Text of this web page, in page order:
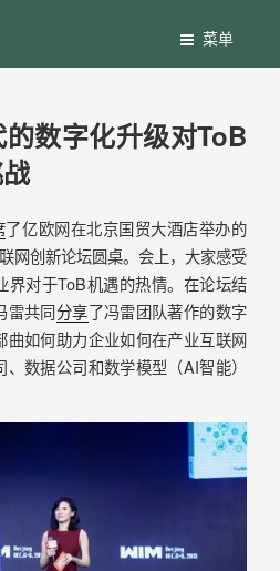
菜单
数字化升级对ToB
了亿欧网在北京国贸大酒店举办的
网创新论坛圆桌。会上，大家感受
界对于ToB机遇的热情。在论坛结
雷共同分享了冯雷团队著作的数字
如何助力企业如何在产业互联网
数据公司和数学模型（AI智能）